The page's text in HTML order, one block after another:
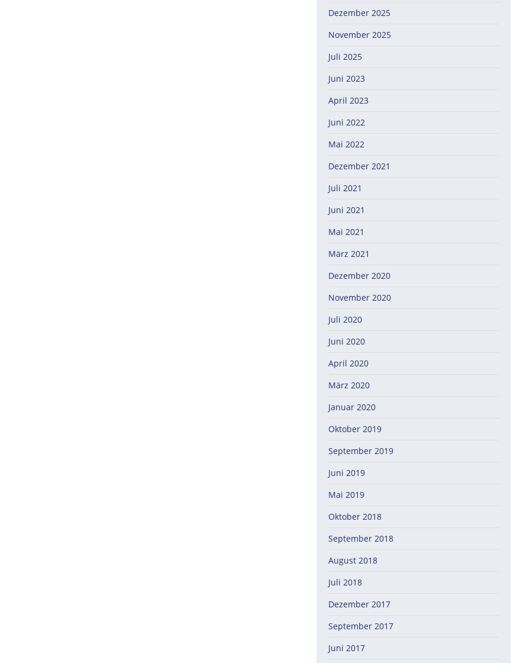
Dezember 2025
November 2025
Juli 2025
Juni 2023
April 2023
Juni 2022
Mai 2022
Dezember 2021
Juli 2021
Juni 2021
Mai 2021
März 2021
Dezember 2020
November 2020
Juli 2020
Juni 2020
April 2020
März 2020
Januar 2020
Oktober 2019
September 2019
Juni 2019
Mai 2019
Oktober 2018
September 2018
August 2018
Juli 2018
Dezember 2017
September 2017
Juni 2017